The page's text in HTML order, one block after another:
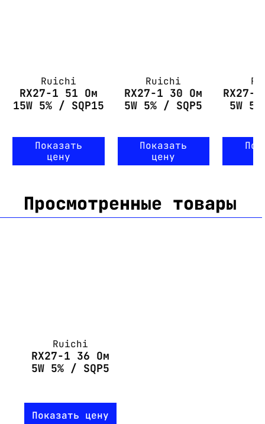
Ruichi
RX27-1 51 Ом
15W 5% / SQP15
Показать
цену
Ruichi
RX27-1 30 Ом
5W 5% / SQP5
Показать
цену
RX27-
5W
Просмотренные товары
Ruichi
RX27-1 36 Ом
5W 5% / SQP5
Показать цену